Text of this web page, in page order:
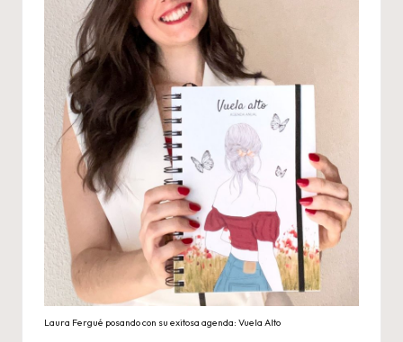
Laura Fergué posando con su exitosa agenda: Vuela Alto